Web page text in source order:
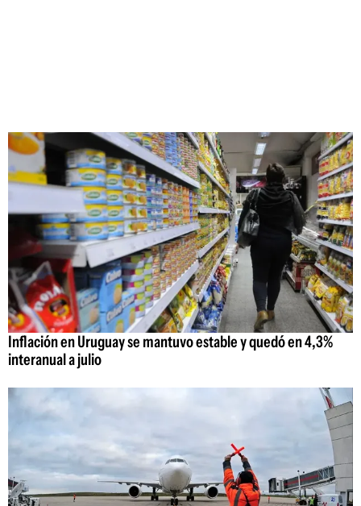
Inflación en Uruguay se mantuvo estable y quedó en 4,3%
interanual a julio